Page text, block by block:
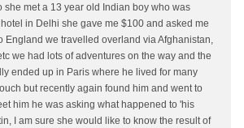
she met a 13 year old Indian boy who was
in Delhi she gave me $100 and asked me
England we travelled overland via Afghanistan,
we had lots of adventures on the way and the
ended up in Paris where he lived for many
but recently again found him and went to
him he was asking what happened to 'his
I am sure she would like to know the result of